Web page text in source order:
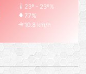
23º - 23º%
77%
10.8 km/h